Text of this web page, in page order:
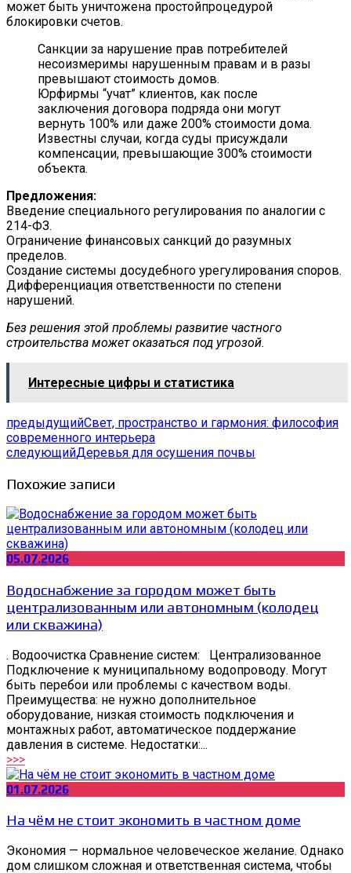
Санкции за нарушение прав потребителей
несоизмеримы нарушенным правам и в разы
превышают стоимость домов.
Юрфирмы “учат” клиентов, как после
заключения договора подряда они могут
вернуть 100% или даже 200% стоимости дома.
Известны случаи, когда суды присуждали
компенсации, превышающие 300% стоимости
объекта.
Предложения:
Введение специального регулирования по аналогии с
214-ФЗ.
Ограничение финансовых санкций до разумных
пределов.
Создание системы досудебного урегулирования споров.
Дифференциация ответственности по степени
нарушений.
Без решения этой проблемы развитие частного
строительства может оказаться под угрозой.
Интересные цифры и статистика
предыдущийСвет, пространство и гармония: философия
современного интерьера
следующийДеревья для осушения почвы
Похожие записи
05.07.2026
Водоснабжение за городом может быть
централизованным или автономным (колодец
или скважина)
. Водоочистка Сравнение систем: Централизованное
Подключение к муниципальному водопроводу. Могут
быть перебои или проблемы с качеством воды.
Преимущества: не нужно дополнительное
оборудование, низкая стоимость подключения и
монтажных работ, автоматическое поддержание
давления в системе. Недостатки:...
>>>
01.07.2026
На чём не стоит экономить в частном доме
Экономия — нормальное человеческое желание. Однако
дом слишком сложная и ответственная система, чтобы